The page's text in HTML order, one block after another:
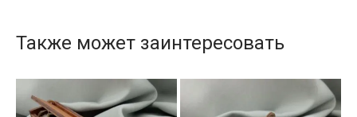
Также может заинтересовать